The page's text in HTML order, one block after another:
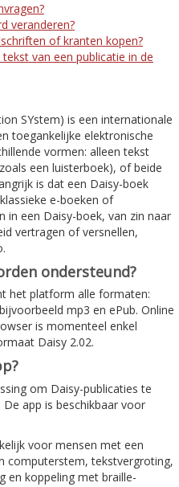
veranderen?
of kranten kopen?
van een publicatie in de
SYstem) is een internationale
toegankelijke elektronische
vormen: alleen tekst
een luisterboek), of beide
is dat een Daisy-boek
e-boeken of
in een Daisy-boek, van zin naar
vertragen of versnellen,
ondersteund?
het platform alle formaten:
mp3 en ePub. Online
is momenteel enkel
Daisy 2.02.
om Daisy-publicaties te
app is beschikbaar voor
voor mensen met een
computerstem, tekstvergroting,
en koppeling met braille-